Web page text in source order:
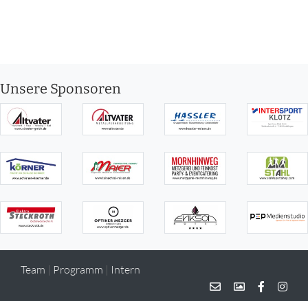
Unsere Sponsoren
Team | Programm | Intern